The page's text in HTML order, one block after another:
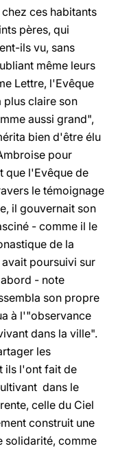
ces habitants
pères, qui
ils vu, sans
même leurs
Lettre, l'Evêque
plus claire son
aussi grand",
bien d'être élu
pour
que l'Evêque de
le témoignage
il gouvernait son
- comme il le
de la
poursuivi sur
- note
son propre
à l'"observance
dans la ville".
les
ils l'ont fait de
dans le
celle du Ciel
construit une
solidarité, comme